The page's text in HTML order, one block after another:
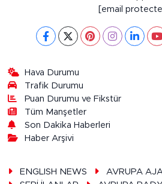
[email
Hava Durumu
Trafik Durumu
Puan Durumu ve Fikstür
Tüm Manşetler
Son Dakika Haberleri
Haber Arşivi
ENGLISH NEWS
AVRUPA